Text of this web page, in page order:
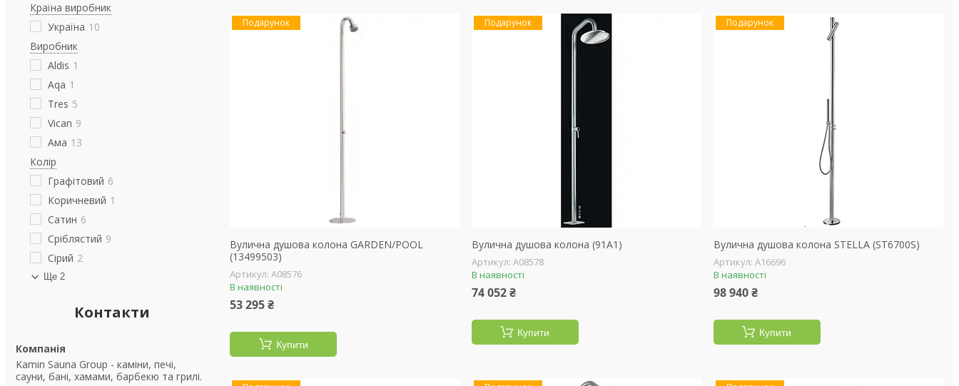
Країна виробник
Україна 10
Виробник
Aldis 1
Aqa 1
Tres 5
Vican 9
Ама 13
Колір
Графітовий 6
Коричневий 1
Сатин 6
Сріблястий 9
Сірий 2
Ще 2
Контакти
Kamin Sauna Group - каміни, печі,
сауни, бані, хамами, барбекю та грилі.
Подарунок
Вулична душова колона GARDEN/POOL
(13499503)
А08576
В наявності
53 295 ₴
Купити
Подарунок
Вулична душова колона (91A1)
А08578
В наявності
74 052 ₴
Купити
Подарунок
Вулична душова колона STELLA (ST6700S)
А16696
В наявності
98 940 ₴
Купити